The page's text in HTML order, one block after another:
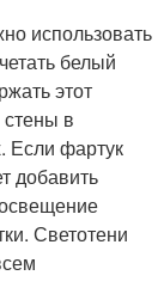
использовать
белый
этот
в
Если фартук
добавить
Светотени